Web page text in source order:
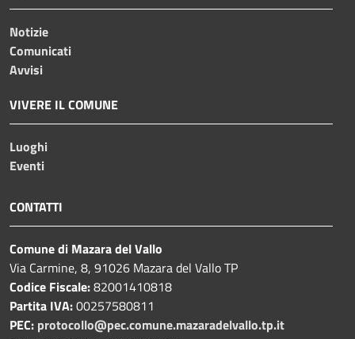
Notizie
Comunicati
Avvisi
VIVERE IL COMUNE
Luoghi
Eventi
CONTATTI
Comune di Mazara del Vallo
Via Carmine, 8, 91026 Mazara del Vallo TP
Codice Fiscale:82001410818
Partita IVA:00257580811
PEC: protocollo@pec.comune.mazaradelvallo.tp.it